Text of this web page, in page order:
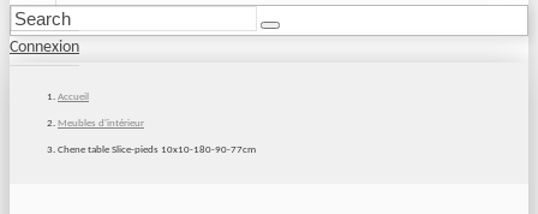
Connexion
Accueil
Meubles d'intérieur
Chene table Slice-pieds 10x10-180-90-77cm